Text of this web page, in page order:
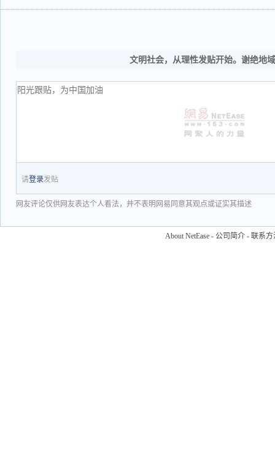
文明社会，从理性发贴开始。谢绝地
请登录发贴
网友评论仅供网友表达个人看法，并不表明网易同意其观点或证实其描述
About NetEase - 公司简介 - 联系方